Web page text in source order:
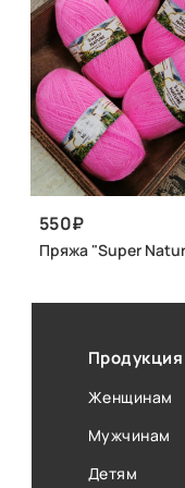
550
Пряжа "Super
Продукция
Женщинам
Мужчинам
Детям